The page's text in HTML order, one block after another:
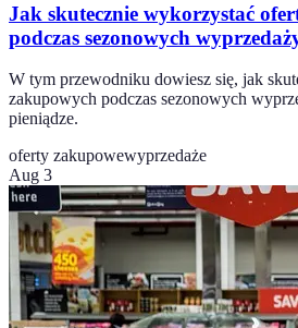
Jak skutecznie wykorzystać
podczas sezonowych
W tym przewodniku dowiesz się, jak
zakupowych podczas sezonowych
pieniądze.
oferty zakupowewyprzedaże
Aug 3